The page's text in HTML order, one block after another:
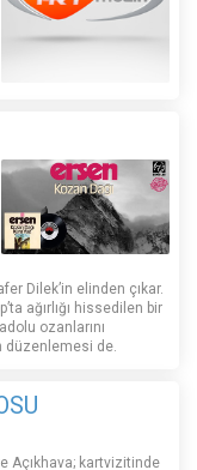
Dilek’in elinden çıkar.
ağırlığı hissedilen bir
ozanlarını
düzenlemesi de.
Açıkhava; kartvizitinde